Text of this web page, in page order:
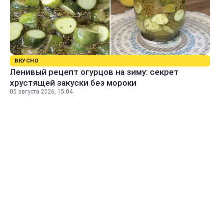
ВКУСНО
Ленивый рецепт огурцов на зиму: секрет
хрустящей закуски без мороки
05 августа 2026, 15:04